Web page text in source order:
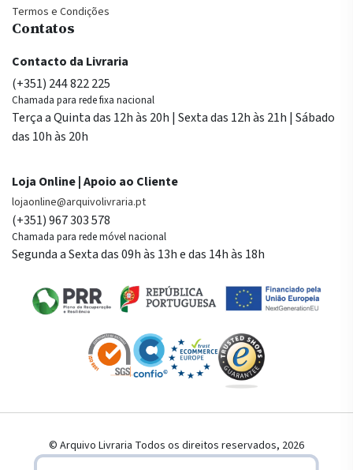
Termos e Condições
Contatos
Contacto da Livraria
(+351) 244 822 225
Chamada para rede fixa nacional
Terça a Quinta das 12h às 20h | Sexta das 12h às 21h | Sábado
das 10h às 20h
Loja Online | Apoio ao Cliente
lojaonline@arquivolivraria.pt
(+351) 967 303 578
Chamada para rede móvel nacional
Segunda a Sexta das 09h às 13h e das 14h às 18h
© Arquivo Livraria Todos os direitos reservados, 2026